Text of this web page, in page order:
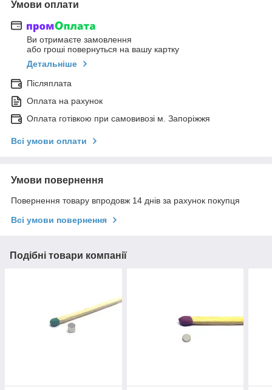
Умови оплати
Ви отримаєте замовлення
або гроші повернуться на вашу картку
Детальніше
Післяплата
Оплата на рахунок
Оплата готівкою при самовивозі м. Запоріжжя
Всі умови оплати
Умови повернення
Повернення товару впродовж 14 днів за рахунок покупця
Всі умови повернення
Подібні товари компанії